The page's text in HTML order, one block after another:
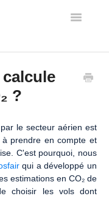
Toggle
?
le secteur aérien est
prendre en compte et
C'est pourquoi, nous
qui a développé un
estimations en CO₂ de
choisir les vols dont